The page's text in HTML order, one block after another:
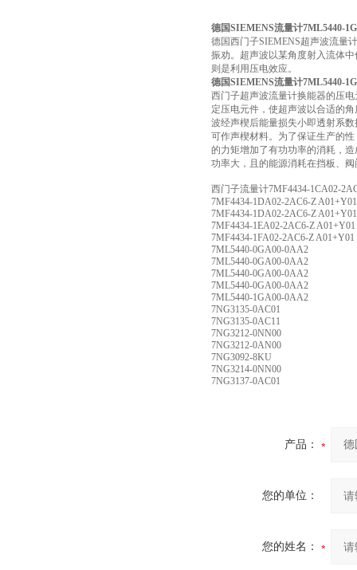
德国SIEMENS流量计7ML5440-
德国西门子SIEMENS超声波流量
振劝。超声波以某角度射入流体
则是利用压电效应。
德国SIEMENS流量计7ML5440-
西门子超声波流量计换能器的压
定压电元件，使超声波以合适的
波经声楔后能量损失小即透射系
可作声楔材料。为了保证生产的
的力矩增加了有功功率的消耗，
功率大，且的能源消耗在挡板、
西门子流量计7MF4434-1CA02-
7MF4434-1DA02-2AC6-Z A01+Y01
7MF4434-1DA02-2AC6-Z A01+Y01
7MF4434-1EA02-2AC6-Z A01+Y01
7MF4434-1FA02-2AC6-Z A01+Y01
7ML5440-0GA00-0AA2
7ML5440-0GA00-0AA2
7ML5440-0GA00-0AA2
7ML5440-0GA00-0AA2
7ML5440-1GA00-0AA2
7NG3135-0AC01
7NG3135-0AC11
7NG3212-0NN00
7NG3212-0AN00
7NG3092-8KU
7NG3214-0NN00
7NG3137-0AC01
产品：
您的单位：
您的姓名：